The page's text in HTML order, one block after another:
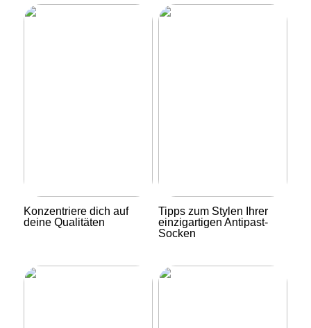
Konzentriere dich auf
deine Qualitäten
Tipps zum Stylen Ihrer
einzigartigen Antipast-
Socken